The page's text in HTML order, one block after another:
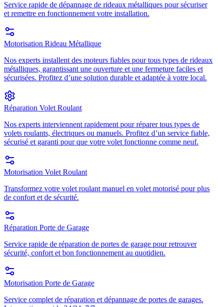
Service rapide de dépannage de rideaux métalliques pour sécuriser
et remettre en fonctionnement votre installation.
Motorisation Rideau Métallique
Nos experts installent des moteurs fiables pour tous types de rideaux
métalliques, garantissant une ouverture et une fermeture faciles et
sécurisées. Profitez d’une solution durable et adaptée à votre local.
Réparation Volet Roulant
Nos experts interviennent rapidement pour réparer tous types de
volets roulants, électriques ou manuels. Profitez d’un service fiable,
sécurisé et garanti pour que votre volet fonctionne comme neuf.
Motorisation Volet Roulant
Transformez votre volet roulant manuel en volet motorisé pour plus
de confort et de sécurité.
Réparation Porte de Garage
Service rapide de réparation de portes de garage pour retrouver
sécurité, confort et bon fonctionnement au quotidien.
Motorisation Porte de Garage
Service complet de réparation et dépannage de portes de garages.